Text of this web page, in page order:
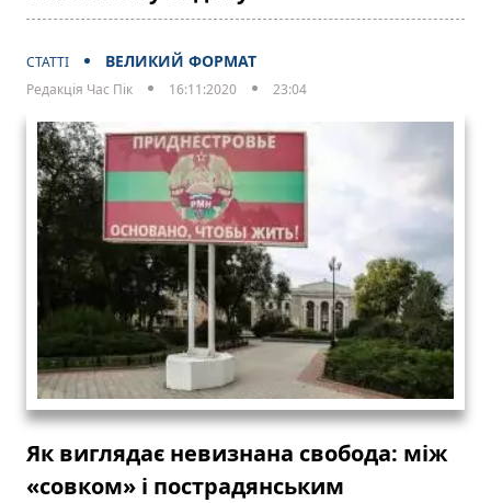
СТАТТІ ВЕЛИКИЙ ФОРМАТ
Редакція Час Пік 16:11:2020 23:04
Як виглядає невизнана свобода: між
«совком» і пострадянським